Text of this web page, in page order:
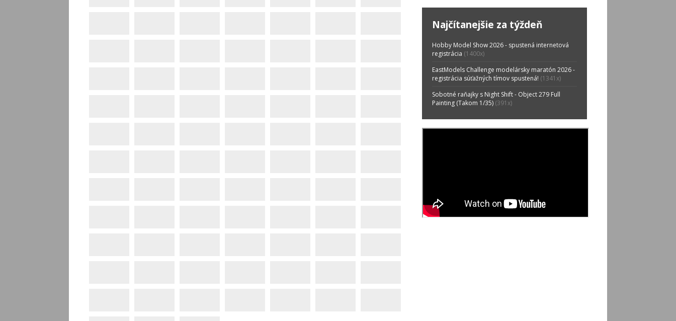
Najčítanejšie za týždeň
Hobby Model Show 2026 - spustená internetová
registrácia (1400x)
EastModels Challenge modelársky maratón 2026 -
registrácia súťažných tímov spustená! (1341x)
Sobotné raňajky s Night Shift - Object 279 Full
Painting (Takom 1/35) (391x)